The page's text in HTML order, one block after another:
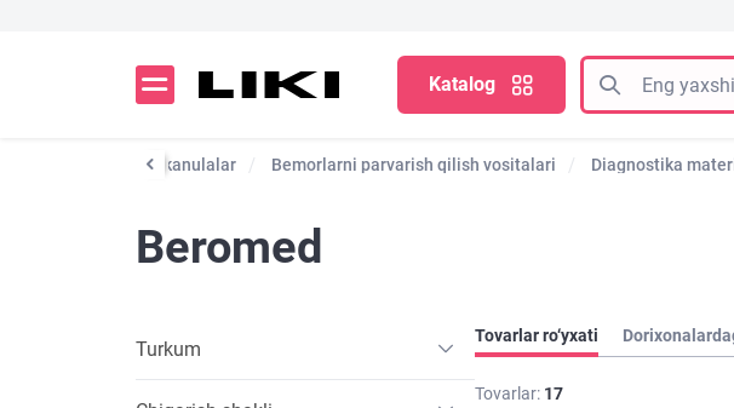
Katalog
Kateterlar va kanulalar Bemorlarni parvarish qilish vositalari Diagnostika
Beromed
Turkum
Tovarlar ro‘yxati
Tovarlar: 17